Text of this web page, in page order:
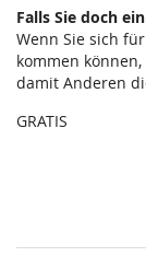
Falls Sie doch
Wenn Sie sich
kommen
damit Anderen
GRATIS